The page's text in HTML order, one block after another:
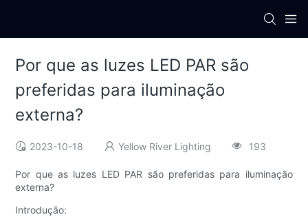
Por que as luzes LED PAR são
preferidas para iluminação
externa?
2023-10-18 Yellow River Lighting 193
Por que as luzes LED PAR são preferidas para iluminação
externa?
Introdução: